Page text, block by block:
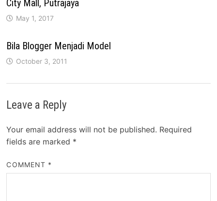
City Mall, Putrajaya
May 1, 2017
Bila Blogger Menjadi Model
October 3, 2011
Leave a Reply
Your email address will not be published. Required
fields are marked *
COMMENT *